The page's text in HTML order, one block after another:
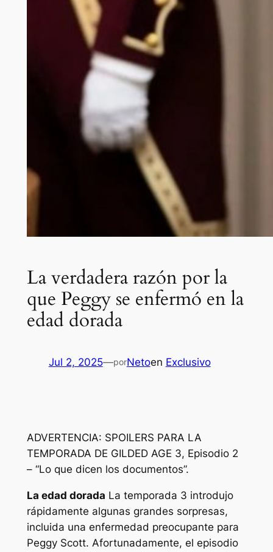
La verdadera razón por la
que Peggy se enfermó en la
edad dorada
Jul 2, 2025—porNetoen Exclusivo
ADVERTENCIA: SPOILERS PARA LA
TEMPORADA DE GILDED AGE 3, Episodio 2
– “Lo que dicen los documentos”.
La edad dorada La temporada 3 introdujo
rápidamente algunas grandes sorpresas,
incluida una enfermedad preocupante para
Peggy Scott. Afortunadamente, el episodio